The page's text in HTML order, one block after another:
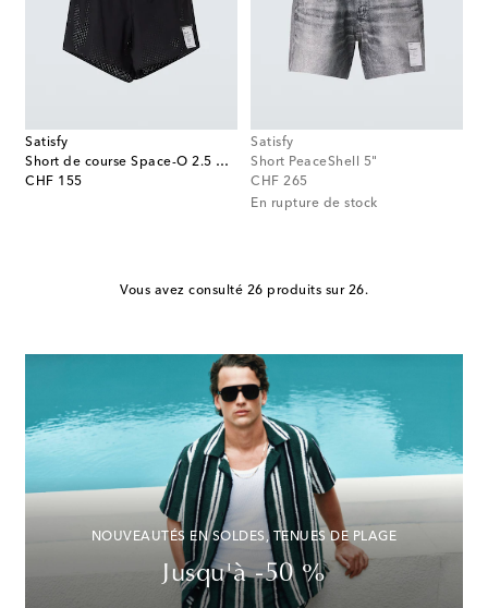
Satisfy
Short de course Space-O 2.5 Distance
CHF 155
original price
Satisfy
Short PeaceShell 5"
CHF 265
original price
En rupture de stock
Vous avez consulté 26 produits sur 26.
NOUVEAUTÉS EN SOLDES, TENUES DE PLAGE
Jusqu'à -50 %